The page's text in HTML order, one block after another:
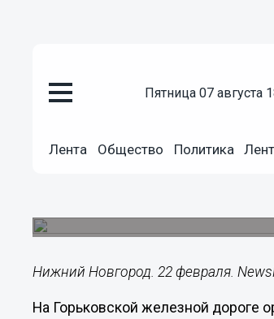
пятница 07 августа
Лента Общество Политика
ГЖД представила
Нижний Новгород. 22 февраля.
На Горьковской железной дороге